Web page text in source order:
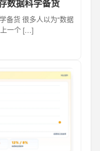
数据科学备货
备货 很多人以为“数据
上一个 […]